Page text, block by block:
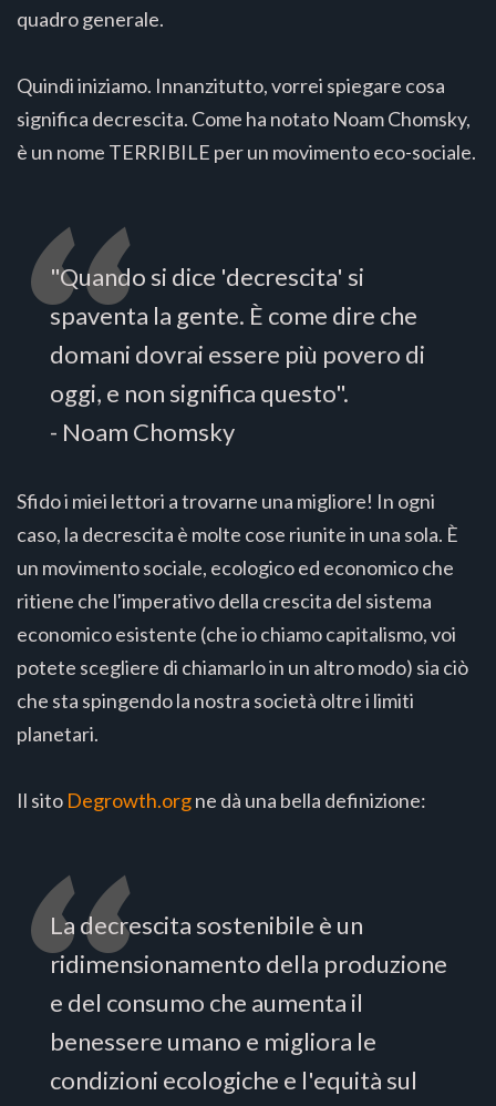
quadro generale.
Quindi iniziamo. Innanzitutto, vorrei spiegare cosa
significa decrescita. Come ha notato Noam Chomsky,
è un nome TERRIBILE per un movimento eco-sociale.
"Quando si dice 'decrescita' si
spaventa la gente. È come dire che
domani dovrai essere più povero di
oggi, e non significa questo".
- Noam Chomsky
Sfido i miei lettori a trovarne una migliore! In ogni
caso, la decrescita è molte cose riunite in una sola. È
un movimento sociale, ecologico ed economico che
ritiene che l'imperativo della crescita del sistema
economico esistente (che io chiamo capitalismo, voi
potete scegliere di chiamarlo in un altro modo) sia ciò
che sta spingendo la nostra società oltre i limiti
planetari.
Il sito Degrowth.orgne dà una bella definizione:
La decrescita sostenibile è un
ridimensionamento della produzione
e del consumo che aumenta il
benessere umano e migliora le
condizioni ecologiche e l'equità sul